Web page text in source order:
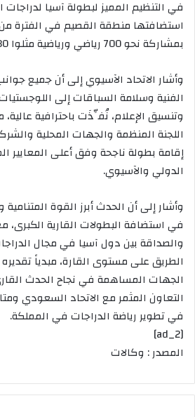
بمشاركة نحو 700 رياضي ورياضية مثلوا 30 دولة آسيوية.
وأشار الاتحاد الآسيوي إلى أن جميع
الفنية وسلامة السباقات إلى
وتنسيق الإعلام، نُفِّذَت باحترافية
اللجنة المنظمة والجهات المحلية
إقامة بطولة ناجحة وفق أعلى المعايير
الدولي والآسيوي.
وأشار إلى أن الحدث أبرز القوة
في استضافة البطولات القارية الكبرى،
والصداقة بين دول آسيا في مجال
الطريق على مستوى القارة، مبدياً
الجهات المساهمة في نجاح الحدث
التعاون المثمر مع الاتحاد السعودي
في تطوير رياضة الدراجات في المملكة.
[ad_2]
المصدر : وكالات